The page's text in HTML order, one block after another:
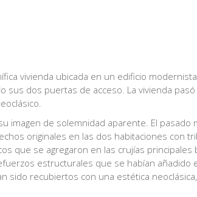
vivienda ubicada en un edificio
sus dos puertas de acceso. La vivienda
imagen de solemnidad aparente. El
originales en las dos habitaciones con
que se agregaron en las crujías
estructurales que se habían
sido recubiertos con una estética